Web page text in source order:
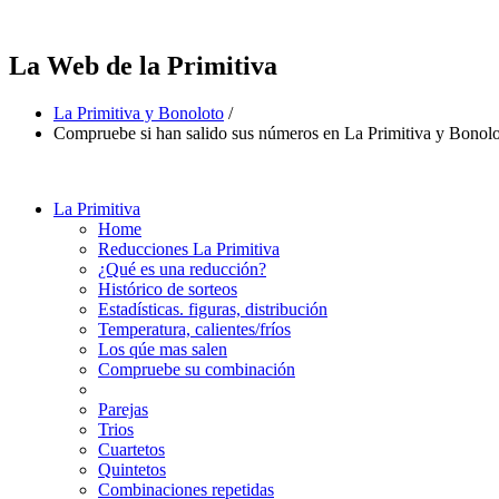
La Web de la Primitiva
La Primitiva y Bonoloto /
Compruebe si han salido sus números en La Primitiva y
La Primitiva
Home
Reducciones La Primitiva
¿Qué es una reducción?
Histórico de sorteos
Estadísticas. figuras, distribución
Temperatura, calientes/fríos
Los qúe mas salen
Compruebe su combinación
Parejas
Trios
Cuartetos
Quintetos
Combinaciones repetidas